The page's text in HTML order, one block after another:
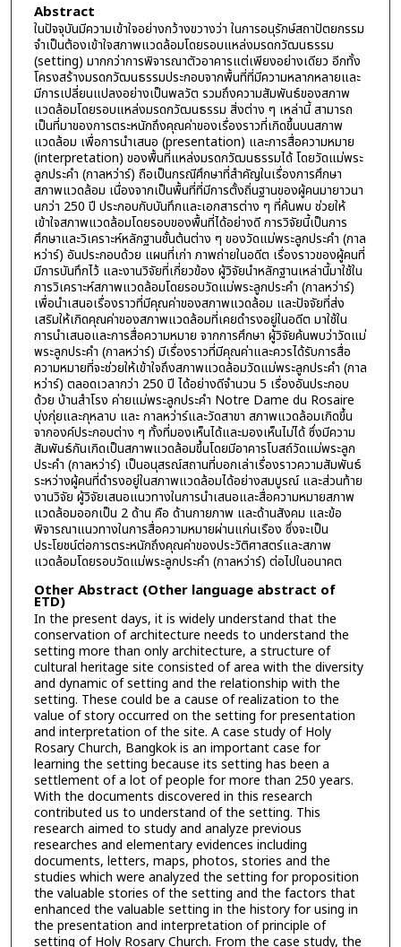
Abstract
ในปัจจุบันมีความเข้าใจอย่างกว้างขวางว่า ในการอนุรักษ์สถาปัตยกรรม
จำเป็นต้องเข้าใจสภาพแวดล้อมโดยรอบแหล่งมรดกวัฒนธรรม
(setting) มากกว่าการพิจารณาตัวอาคารแต่เพียงอย่างเดียว อีกทั้ง
โครงสร้างมรดกวัฒนธรรมประกอบจากพื้นที่ที่มีความหลากหลายและ
มีการเปลี่ยนแปลงอย่างเป็นพลวัต รวมถึงความสัมพันธ์ของสภาพ
แวดล้อมโดยรอบแหล่งมรดกวัฒนธรรม สิ่งต่าง ๆ เหล่านี้ สามารถ
เป็นที่มาของการตระหนักถึงคุณค่าของเรื่องราวที่เกิดขึ้นบนสภาพ
แวดล้อม เพื่อการนำเสนอ (presentation) และการสื่อความหมาย
(interpretation) ของพื้นที่แหล่งมรดกวัฒนธรรมได้ โดยวัดแม่พระ
ลูกประคำ (กาลหว่าร์) ถือเป็นกรณีศึกษาที่สำคัญในเรื่องการศึกษา
สภาพแวดล้อม เนื่องจากเป็นพื้นที่ที่มีการตั้งถิ่นฐานของผู้คนมายาวนา
นกว่า 250 ปี ประกอบกับบันทึกและเอกสารต่าง ๆ ที่ค้นพบ ช่วยให้
เข้าใจสภาพแวดล้อมโดยรอบของพื้นที่ได้อย่างดี การวิจัยนี้เป็นการ
ศึกษาและวิเคราะห์หลักฐานชั้นต้นต่าง ๆ ของวัดแม่พระลูกประคำ (กาล
หว่าร์) อันประกอบด้วย แผนที่เก่า ภาพถ่ายในอดีต เรื่องราวของผู้คนที่
มีการบันทึกไว้ และงานวิจัยที่เกี่ยวข้อง ผู้วิจัยนำหลักฐานเหล่านี้มาใช้ใน
การวิเคราะห์สภาพแวดล้อมโดยรอบวัดแม่พระลูกประคำ (กาลหว่าร์)
เพื่อนำเสนอเรื่องราวที่มีคุณค่าของสภาพแวดล้อม และปัจจัยที่ส่ง
เสริมให้เกิดคุณค่าของสภาพแวดล้อมที่เคยดำรงอยู่ในอดีต มาใช้ใน
การนำเสนอและการสื่อความหมาย จากการศึกษา ผู้วิจัยค้นพบว่าวัดแม่
พระลูกประคำ (กาลหว่าร์) มีเรื่องราวที่มีคุณค่าและควรได้รับการสื่อ
ความหมายที่จะช่วยให้เข้าใจถึงสภาพแวดล้อมวัดแม่พระลูกประคำ (กาล
หว่าร์) ตลอดเวลากว่า 250 ปี ได้อย่างดีจำนวน 5 เรื่องอันประกอบ
ด้วย บ้านสำโรง ค่ายแม่พระลูกประคำ Notre Dame du Rosaire
บุ่งกุ่ยและกุหลาบ และ กาลหว่าร์และวัดสาขา สภาพแวดล้อมเกิดขึ้น
จากองค์ประกอบต่าง ๆ ทั้งที่มองเห็นได้และมองเห็นไม่ได้ ซึ่งมีความ
สัมพันธ์กันเกิดเป็นสภาพแวดล้อมขึ้นโดยมีอาคารโบสถ์วัดแม่พระลูก
ประคำ (กาลหว่าร์) เป็นอนุสรณ์สถานที่บอกเล่าเรื่องราวความสัมพันธ์
ระหว่างผู้คนที่ดำรงอยู่ในสภาพแวดล้อมได้อย่างสมบูรณ์ และส่วนท้าย
งานวิจัย ผู้วิจัยเสนอแนวทางในการนำเสนอและสื่อความหมายสภาพ
แวดล้อมออกเป็น 2 ด้าน คือ ด้านกายภาพ และด้านสังคม และข้อ
พิจารณาแนวทางในการสื่อความหมายผ่านแก่นเรือง ซึ่งจะเป็น
ประโยชน์ต่อการตระหนักถึงคุณค่าของประวัติศาสตร์และสภาพ
แวดล้อมโดยรอบวัดแม่พระลูกประคำ (กาลหว่าร์) ต่อไปในอนาคต
Other Abstract (Other language abstract of
ETD)
In the present days, it is widely understand that the
conservation of architecture needs to understand the
setting more than only architecture, a structure of
cultural heritage site consisted of area with the diversity
and dynamic of setting and the relationship with the
setting. These could be a cause of realization to the
value of story occurred on the setting for presentation
and interpretation of the site. A case study of Holy
Rosary Church, Bangkok is an important case for
learning the setting because its setting has been a
settlement of a lot of people for more than 250 years.
With the documents discovered in this research
contributed us to understand of the setting. This
research aimed to study and analyze previous
researches and elementary evidences including
documents, letters, maps, photos, stories and the
studies which were analyzed the setting for proposition
the valuable stories of the setting and the factors that
enhanced the valuable setting in the history for using in
the presentation and interpretation of principle of
setting of Holy Rosary Church. From the case study, the